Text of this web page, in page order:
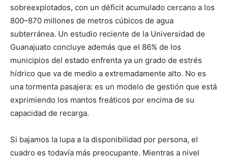
sobreexplotados, con un déficit acumulado cercano a los
800–870 millones de metros cúbicos de agua
subterránea. Un estudio reciente de la Universidad de
Guanajuato concluye además que el 86% de los
municipios del estado enfrenta ya un grado de estrés
hídrico que va de medio a extremadamente alto. No es
una tormenta pasajera: es un modelo de gestión que está
exprimiendo los mantos freáticos por encima de su
capacidad de recarga.
Si bajamos la lupa a la disponibilidad por persona, el
cuadro es todavía más preocupante. Mientras a nivel